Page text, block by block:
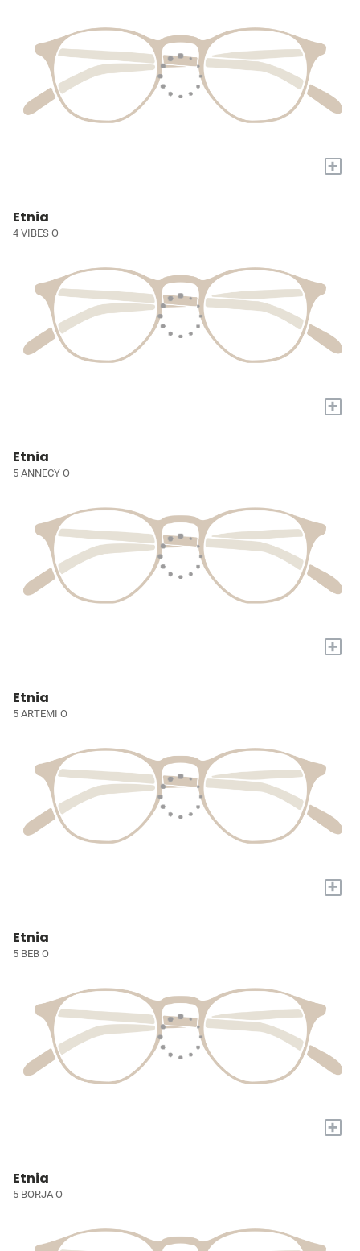
+
Etnia
4 VIBES O
+
Etnia
5 ANNECY O
+
Etnia
5 ARTEMI O
+
Etnia
5 BEB O
+
Etnia
5 BORJA O